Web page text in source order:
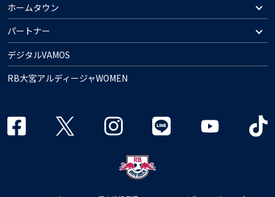
ホームタウン
パートナー
デジタルVAMOS
RB大宮アルディージャWOMEN